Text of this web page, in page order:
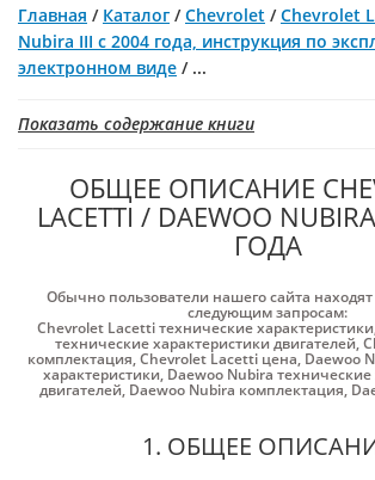
Главная / Каталог /Chevrolet /Chevrolet
Nubira III с 2004 года, инструкция по
электронном виде / ...
Показать содержание книги
ОБЩЕЕ ОПИСАНИЕ
LACETTI / DAEWOO
ГОДА
Обычно пользователи нашего сайта находят
следующим запросам:
Chevrolet Lacetti технические характеристики
технические характеристики двигателей,
комплектация,Chevrolet Lacetti цена, Daewoo
характеристики, Daewoo Nubira технические
двигателей, Daewoo Nubira комплектация,
1. ОБЩЕЕ